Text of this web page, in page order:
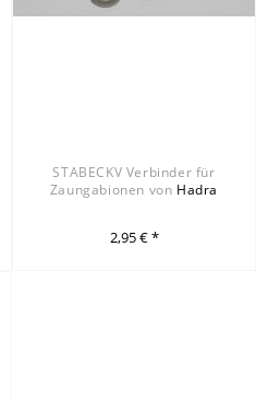
STABECKV Verbinder für
Zaungabionen von Hadra
2,95 € *